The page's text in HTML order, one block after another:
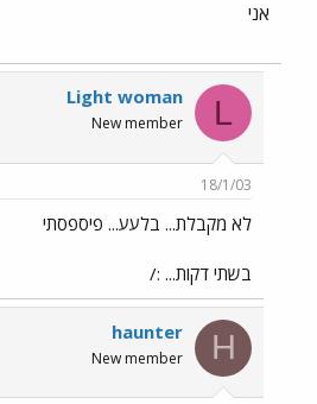
אני
L
Light woman
New member
18/1/03
לא מקבלת... בלעע... פיספסתי
בשתי דקות... :/
H
haunter
New member